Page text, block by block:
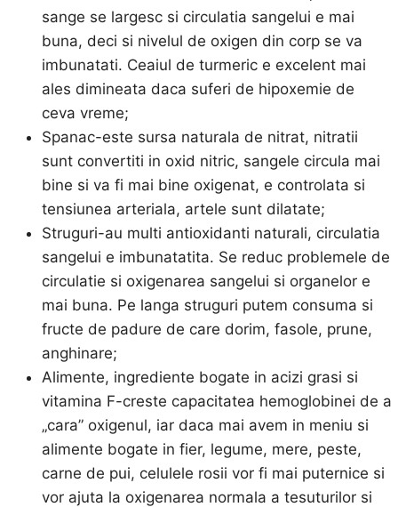
sange se largesc si circulatia sangelui e mai
buna, deci si nivelul de oxigen din corp se va
imbunatati. Ceaiul de turmeric e excelent mai
ales dimineata daca suferi de hipoxemie de
ceva vreme;
Spanac-este sursa naturala de nitrat, nitratii
sunt convertiti in oxid nitric, sangele circula mai
bine si va fi mai bine oxigenat, e controlata si
tensiunea arteriala, artele sunt dilatate;
Struguri-au multi antioxidanti naturali, circulatia
sangelui e imbunatatita. Se reduc problemele de
circulatie si oxigenarea sangelui si organelor e
mai buna. Pe langa struguri putem consuma si
fructe de padure de care dorim, fasole, prune,
anghinare;
Alimente, ingrediente bogate in acizi grasi si
vitamina F-creste capacitatea hemoglobinei de a
„cara” oxigenul, iar daca mai avem in meniu si
alimente bogate in fier, legume, mere, peste,
carne de pui, celulele rosii vor fi mai puternice si
vor ajuta la oxigenarea normala a tesuturilor si